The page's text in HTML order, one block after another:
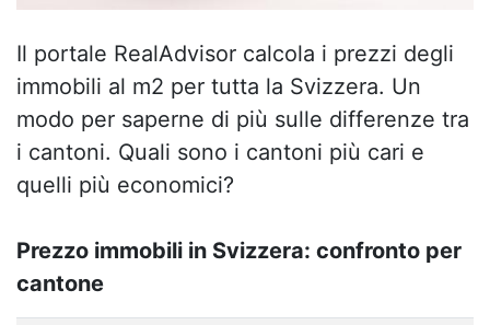
Il portale RealAdvisor calcola i prezzi degli
immobili al m2 per tutta la Svizzera. Un
modo per saperne di più sulle differenze tra
i cantoni. Quali sono i cantoni più cari e
quelli più economici?
Prezzo immobili in Svizzera: confronto per
cantone